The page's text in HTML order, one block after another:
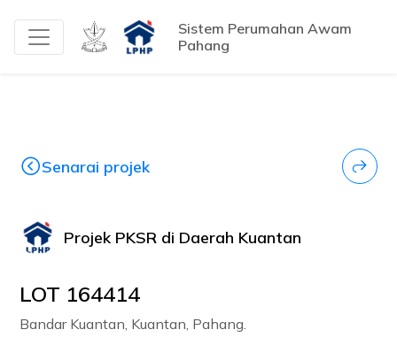
Sistem Perumahan Awam
Pahang
Senarai projek
Projek PKSR di Daerah Kuantan
LOT 164414
Bandar Kuantan, Kuantan, Pahang.